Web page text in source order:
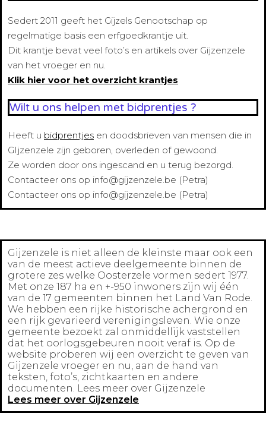
Sedert 2011 geeft het Gijzels Genootschap op
regelmatige basis een erfgoedkrantje uit.
Dit krantje bevat veel foto’s en artikels over Gijzenzele
van het vroeger en nu.
Klik hier voor het overzicht krantjes
Wilt u ons helpen met bidprentjes ?
Heeft u bidprentjes en doodsbrieven van mensen die in
GIjzenzele zijn geboren, overleden of gewoond.
Ze worden door ons ingescand en u terug bezorgd.
Contacteer ons op info@gijzenzele.be (Petra)
Contacteer ons op info@gijzenzele.be (Petra)
Gijzenzele is niet alleen de kleinste maar ook een
van de meest actieve deelgemeente binnen de
grotere zes welke Oosterzele vormen sedert 1977.
Met onze 187 ha en +-950 inwoners zijn wij één
van de 17 gemeenten binnen het Land Van Rode.
We hebben een rijke historische achergrond en
een rijk gevarieerd verenigingsleven. Wie onze
gemeente bezoekt zal onmiddellijk vaststellen
dat het oorlogsgebeuren nooit veraf is. Op de
website proberen wij een overzicht te geven van
Gijzenzele vroeger en nu, aan de hand van
teksten, foto’s, zichtkaarten en andere
documenten. Lees meer over Gijzenzele
Lees meer over Gijzenzele